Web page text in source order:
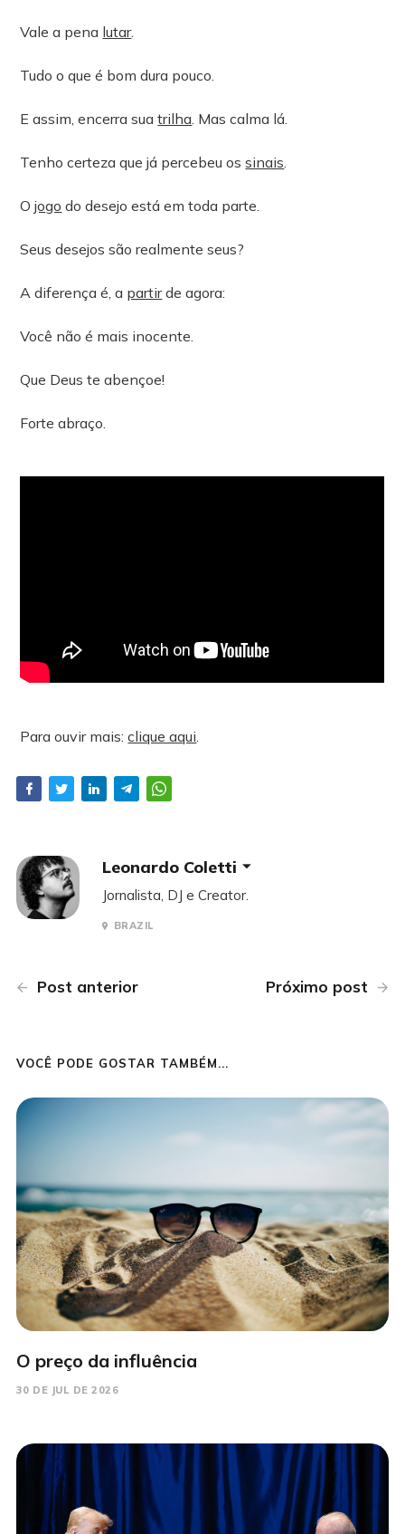
Vale a pena lutar.
Tudo o que é bom dura pouco.
E assim, encerra suatrilha. Mas calma lá.
Tenho certeza que já percebeu ossinais.
Ojogo do desejo está em toda parte.
Seus desejos são realmente seus?
A diferença é, a partirde agora:
Você não é mais inocente.
Que Deus te abençoe!
Forte abraço.
Para ouvir mais:clique aqui.
Leonardo Coletti
Jornalista, DJ e Creator.
BRAZIL
Post anterior Próximo post
VOCÊ PODE GOSTAR TAMBÉM...
O preço da influência
30 DE JUL DE 2026